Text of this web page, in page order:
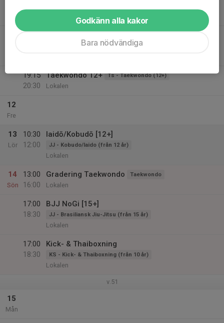
Ts - Taekwondo Barn (10 - 12år)
19:15
20:30
Taekwondo 12+ Ts - Taekwondo (12+)
Lokalen
12
Fre
13
Lör
10:30
12:00
Iaidō/Kobudō [12+]
JJ - Kobudo/Iaido (från 12 år)
Lokalen
14
Sön
13:00
16:00
Gradering Taekwondo Taekwondo
Lokalen
17:00
18:30
BJJ NoGi [15+]
JJ - Brasiliansk Jiu-Jitsu (från 15 år)
Lokalen
17:00
18:30
Kick- & Thaiboxning
KS - Kick- & Thaiboxning (från 10 år)
Lokalen
v.51
15
Mån
Godkänn alla kakor
Bara nödvändiga